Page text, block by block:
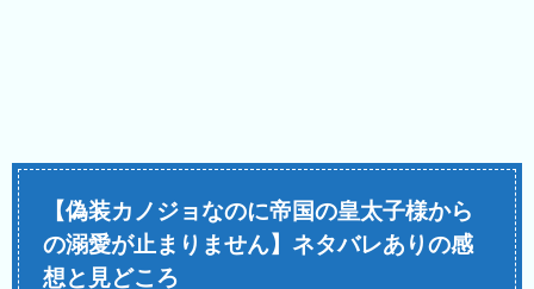
【偽装カノジョなのに帝国の皇太子様から
の溺愛が止まりません】ネタバレありの感
想と見どころ